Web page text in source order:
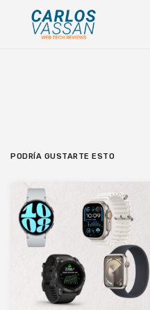
PODRÍA GUSTARTE ESTO